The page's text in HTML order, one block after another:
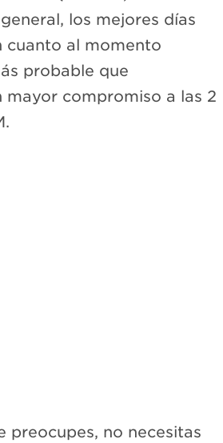
los mejores días
cuanto al momento
probable que
mayor compromiso a las 2
preocupes, no necesitas